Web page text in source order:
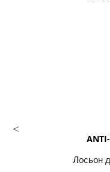
Лосьон